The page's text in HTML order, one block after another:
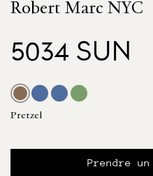
Robert Marc NYC
5034 SUN
Pretzel
Prendre